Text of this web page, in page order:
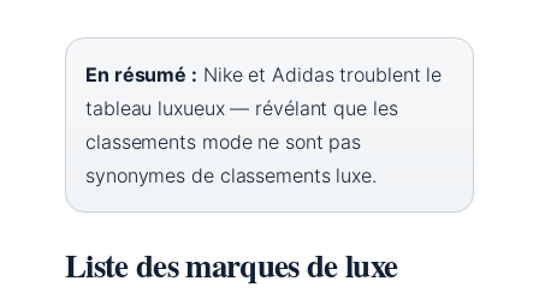
En résumé : Nike et Adidas troublent le
tableau luxueux — révélant que les
classements mode ne sont pas
synonymes de classements luxe.
Liste des marques de luxe